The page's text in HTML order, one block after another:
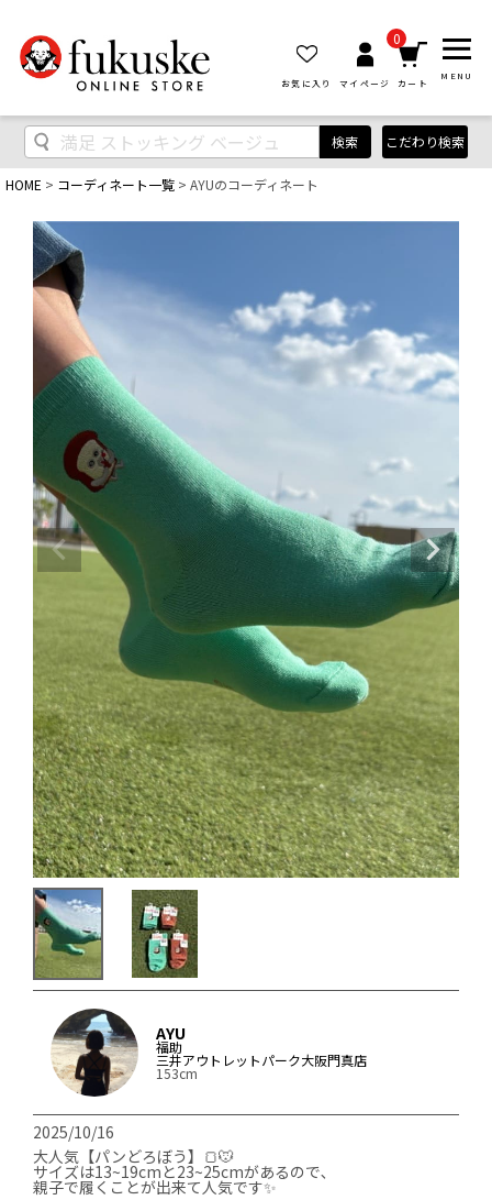
お気に入り マイページ
0
カート
MENU
検索 こだわり検索
HOME コーディネート一覧 AYUのコーディネート
AYU
福助
三井アウトレットパーク大阪門真店
153cm
2025/10/16
大人気【パンどろぼう】🍞🐭
サイズは13~19cmと23~25cmがあるので､
親子で履くことが出来て人気です✨